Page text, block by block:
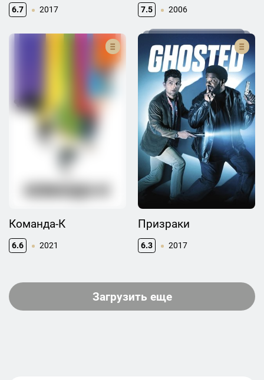
6.7 2017 7.5 2006
Команда-К
6.6 2021
Призраки
6.3 2017
Загрузить еще